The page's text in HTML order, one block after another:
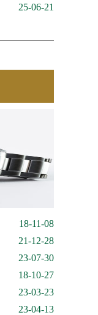
25-06-21
18-11-08
21-12-28
23-07-30
18-10-27
23-03-23
23-04-13